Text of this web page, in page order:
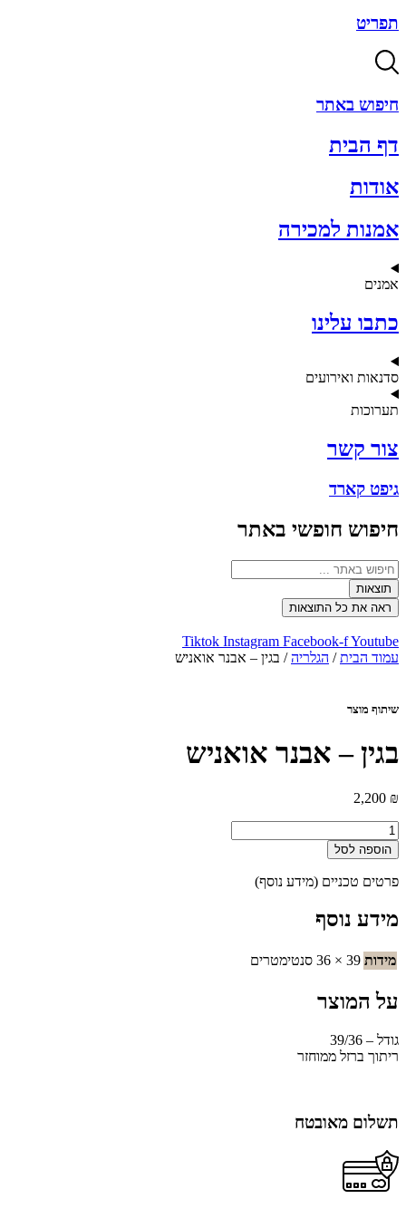
תפריט
חיפוש באתר
דף הבית
אודות
אמנות למכירה
אמנים
כתבו עלינו
סדנאות ואירועים
תערוכות
צור קשר
גיפט קארד
חיפוש חופשי באתר
Search
...תוצאות
ראה את כל התוצאות
Tiktok Instagram Facebook-fYoutube
עמוד הבית/ הגלריה/ בגין – אבנר אואניש
שיתוף מוצר
בגין – אבנר אואניש
2,200 ₪
כמות
של
בגין
-
הוספה לסל
פרטים טכניים (מידע נוסף)
מידע נוסף
מידות 39 × 36 סנטימטרים
על המוצר
גודל – 39/36
ריתוך ברזל ממוחזר
תשלום מאובטח